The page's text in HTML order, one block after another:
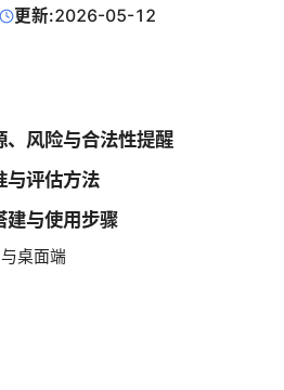
更新:2026-05-12
、风险与合法性提醒
与评估方法
建与使用步骤
桌面端